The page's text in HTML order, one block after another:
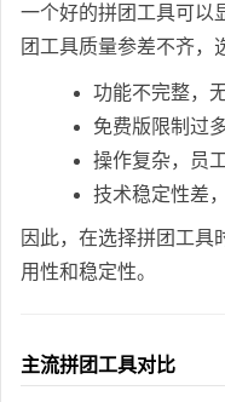
一个好的拼团工具可以
团工具质量参差不齐，
功能不完整，
免费版限制过
操作复杂，员
技术稳定性差
因此，在选择拼团工具
用性和稳定性。
主流拼团工具对比